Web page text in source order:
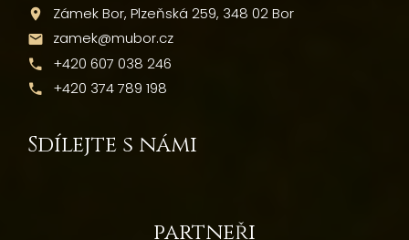
Zámek Bor, Plzeňská 259, 348 02 Bor
zamek@mubor.cz
+420 607 038 246
+420 374 789 198
Sdílejte s námi
partneři